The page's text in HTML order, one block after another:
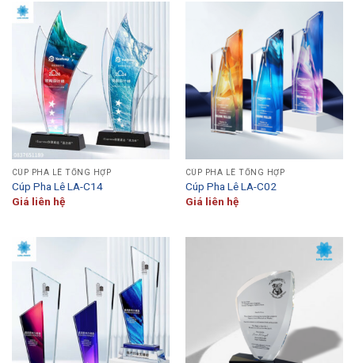
CÚP PHA LÊ TỔNG HỢP
Cúp Pha Lê LA-C14
Giá liên hệ
CÚP PHA LÊ TỔNG HỢP
Cúp Pha Lê LA-C02
Giá liên hệ